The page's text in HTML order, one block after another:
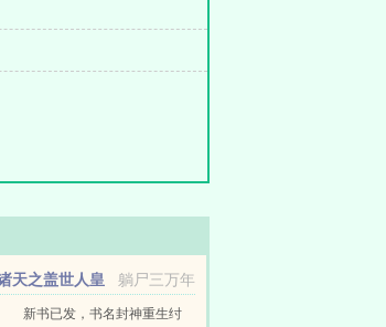
躺尸三万年
天之盖世人皇
新书已发，书名封神重生纣